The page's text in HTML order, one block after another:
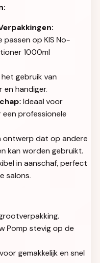
op KIS No-
1000ml
gebruik van
en handiger.
Ideaal voor
professionele
ontwerp dat op andere
kan worden gebruikt.
in aanschaf, perfect
salons.
Pomp stevig op de
gemakkelijk en snel